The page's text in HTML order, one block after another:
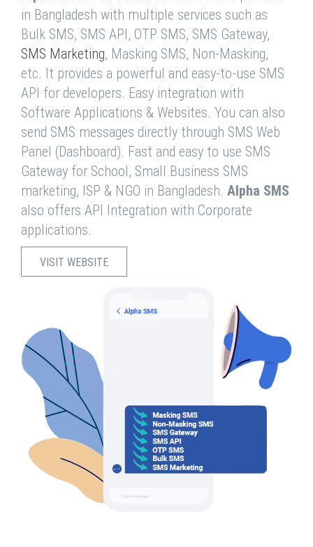
in Bangladesh with multiple services such as
Bulk SMS, SMS API, OTP SMS, SMS Gateway,
SMS Marketing, Masking SMS, Non-Masking,
etc. It provides a powerful and easy-to-use SMS
API for developers. Easy integration with
Software Applications & Websites. You can also
send SMS messages directly through SMS Web
Panel (Dashboard). Fast and easy to use SMS
Gateway for School, Small Business SMS
marketing, ISP & NGO in Bangladesh. Alpha SMS
also offers API Integration with Corporate
applications.
VISIT WEBSITE